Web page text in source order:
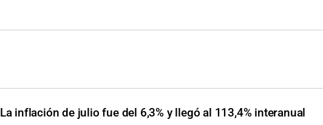
La inflación de julio fue del 6,3% y llegó al 113,4% interanual